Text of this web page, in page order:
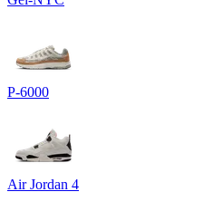
P-6000
Air Jordan 4